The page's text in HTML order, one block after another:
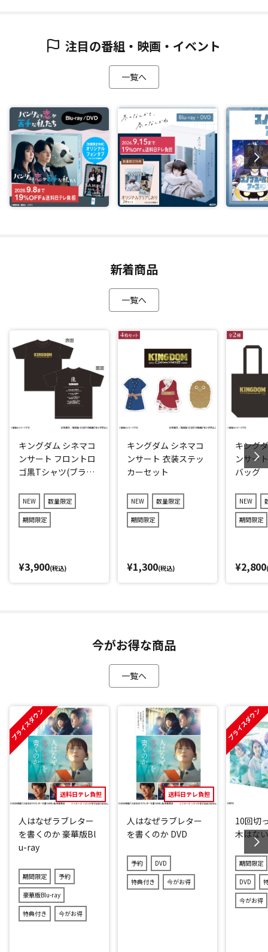
注目の番組・映画・イベント
一覧へ
新着商品
一覧へ
キングダム シネマコ
ンサート フロントロ
ゴ黒Tシャツ(ブラッ
NEW 数量限定
期間限定
¥3,900(税込)
キングダム シネマコ
ンサート 衣装ステッ
カーセット
NEW 数量限定
期間限定
¥1,300(税込)
キング
ンサー
バッグ
NEW
期間限定
¥2,800
今がお得な商品
一覧へ
送料日テレ負担
人はなぜラブレター
を書くのか 豪華版Bl
u-ray
プライスダウン
期間限定 予約
豪華版Blu-ray
特典付き 今がお得
送料日テレ負担
人はなぜラブレター
を書くのか DVD
予約 DVD
特典付き 今がお得
10回切
木はな
プライスダウン
期間限定
DVD
今がお得